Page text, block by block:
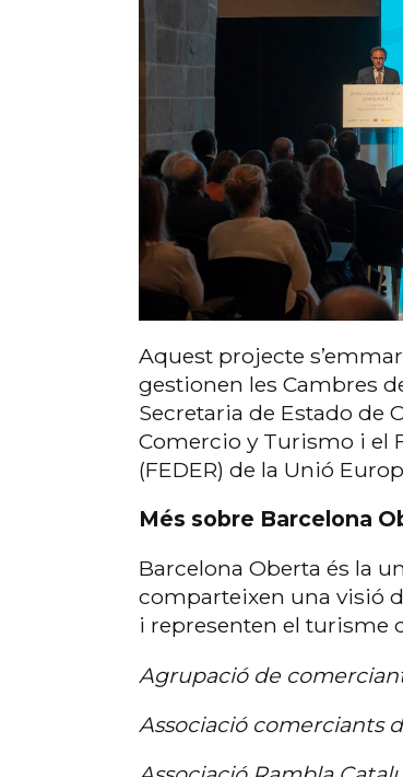
Aquest projecte
gestionen les Cambres
Secretaria de Estado de
Comercio y Turismo i el
(FEDER) de la Unió
Més sobre Barcelona
Barcelona Oberta és la
comparteixen una visió
i representen el turisme
Agrupació de
Associació comerciants